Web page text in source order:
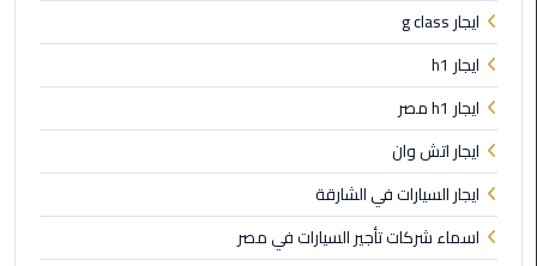
ليموزين
القاهرة
ليموزين
مصر
ليموزين
العجمي
ايجار g class
ايجار h1
ايجار h1 مصر
ايجار اتش وان
ايجار السيارات في الشارقة
اسماء شركات تأجير السيارات في مصر